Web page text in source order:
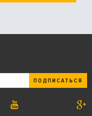
ПОДПИСАТЬСЯ